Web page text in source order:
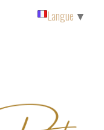
Langue ▼